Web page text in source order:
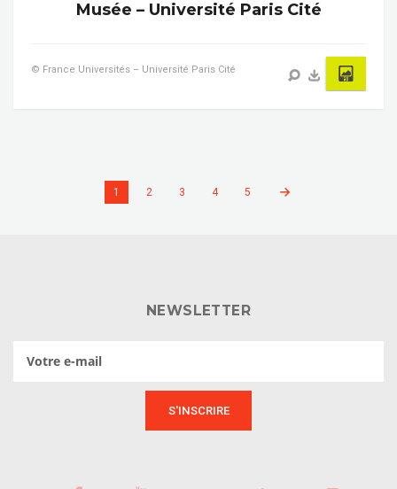
Musée – Université Paris Cité
© France Universités – Université Paris Cité
1 2 3 4 5
NEWSLETTER